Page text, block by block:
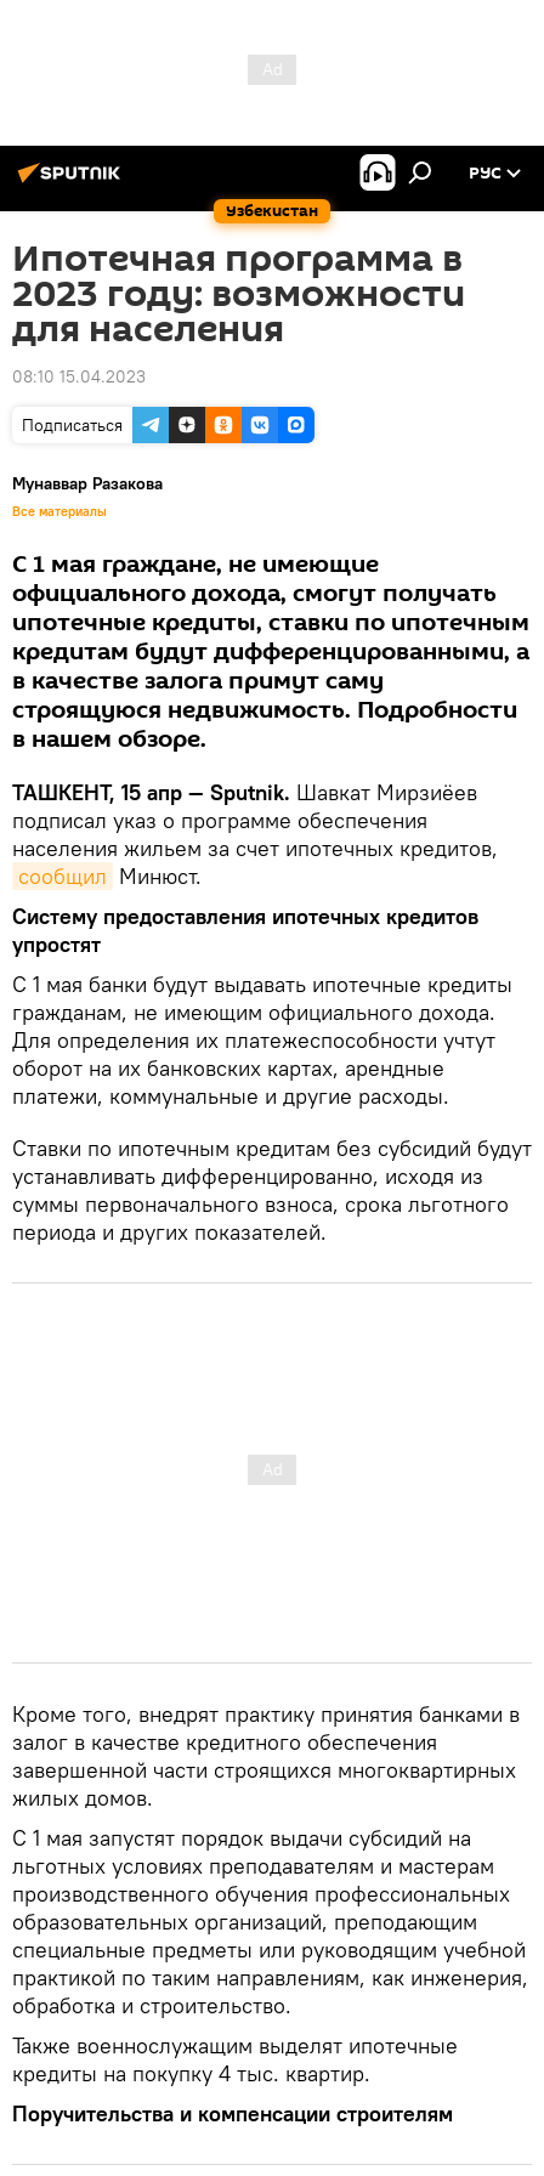
Узбекистан
РУС
Ипотечная программа в
2023 году: возможности
для населения
08:10 15.04.2023
Подписаться
Мунаввар Разакова
Все материалы
С 1 мая граждане, не имеющие
официального дохода, смогут получать
ипотечные кредиты, ставки по ипотечным
кредитам будут дифференцированными, а
в качестве залога примут саму
строящуюся недвижимость. Подробности
в нашем обзоре.
ТАШКЕНТ, 15 апр — Sputnik. Шавкат Мирзиёев
подписал указ о программе обеспечения
населения жильем за счет ипотечных кредитов,
сообщил Минюст.
Систему предоставления ипотечных кредитов
упростят
С 1 мая банки будут выдавать ипотечные кредиты
гражданам, не имеющим официального дохода.
Для определения их платежеспособности учтут
оборот на их банковских картах, арендные
платежи, коммунальные и другие расходы.
Ставки по ипотечным кредитам без субсидий будут
устанавливать дифференцированно, исходя из
суммы первоначального взноса, срока льготного
периода и других показателей.
Кроме того, внедрят практику принятия банками в
залог в качестве кредитного обеспечения
завершенной части строящихся многоквартирных
жилых домов.
С 1 мая запустят порядок выдачи субсидий на
льготных условиях преподавателям и мастерам
производственного обучения профессиональных
образовательных организаций, преподающим
специальные предметы или руководящим учебной
практикой по таким направлениям, как инженерия,
обработка и строительство.
Также военнослужащим выделят ипотечные
кредиты на покупку 4 тыс. квартир.
Поручительства и компенсации строителям